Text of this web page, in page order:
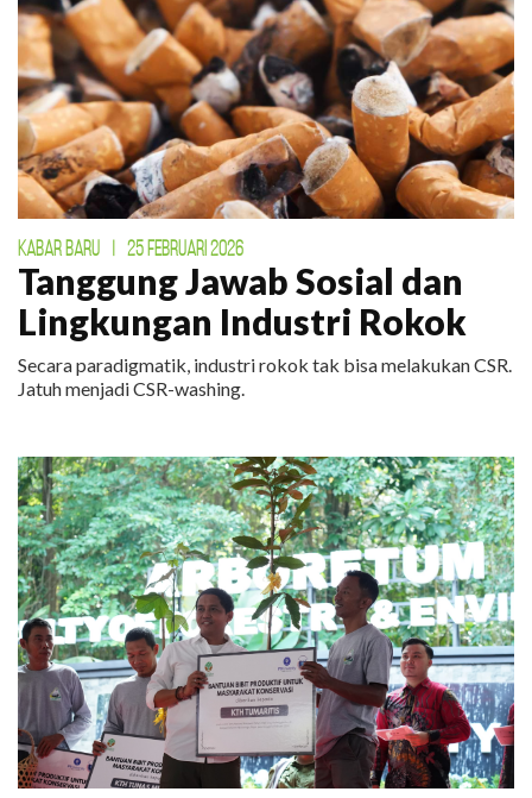
KABAR BARU 25 FEBRUARI 2026
Tanggung Jawab Sosial dan
Lingkungan Industri Rokok
Secara paradigmatik, industri rokok tak bisa melakukan CSR.
Jatuh menjadi CSR-washing.